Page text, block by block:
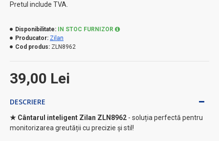
Pretul include TVA.
39,00 Lei
Disponibilitate:
IN STOC FURNIZOR
Producator: Zilan
Cod produs: ZLN8962
DESCRIERE
★ Cântarul inteligent Zilan ZLN8962 - soluția perfectă pentru
monitorizarea greutății cu precizie și stil!